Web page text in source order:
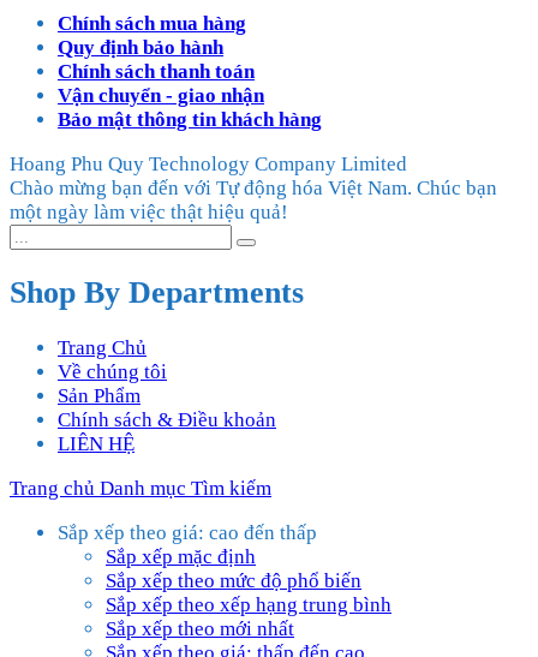
Chính sách mua hàng
Quy định bảo hành
Chính sách thanh toán
Vận chuyển - giao nhận
Bảo mật thông tin khách hàng
Hoang Phu Quy Technology Company Limited
Chào mừng bạn đến với Tự động hóa Việt Nam. Chúc bạn
một ngày làm việc thật hiệu quả!
Shop By Departments
Trang Chủ
Về chúng tôi
Sản Phẩm
Chính sách & Điều khoản
LIÊN HỆ
Trang chủ Danh mục Tìm kiếm
Sắp xếp theo giá: cao đến thấp
Sắp xếp mặc định
Sắp xếp theo mức độ phổ biến
Sắp xếp theo xếp hạng trung bình
Sắp xếp theo mới nhất